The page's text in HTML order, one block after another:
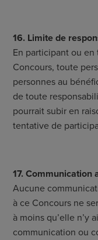
16. Limite de
En participant ou
Concours, toute
personnes au
de toute
pourrait subir en
tentative de
17. Communication
Aucune
à ce Concours ne
à moins qu’elle n’y
communication ou